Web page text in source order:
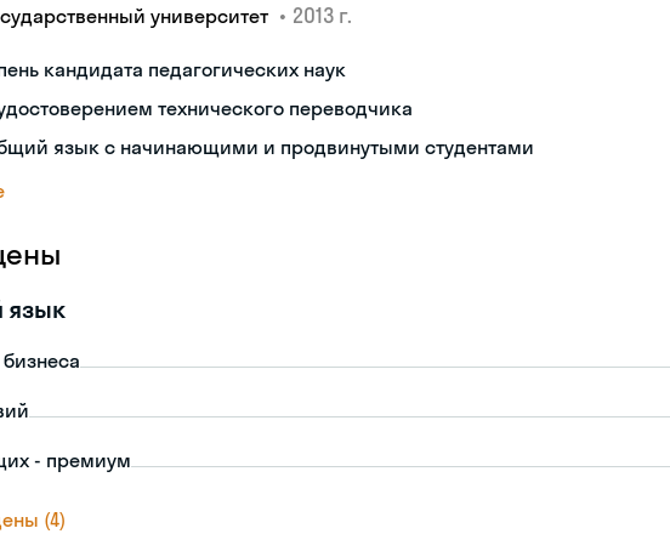
университет • 2013 г.
кандидата педагогических наук
технического переводчика
язык с начинающими и продвинутыми студентами
язык
- премиум
(4)